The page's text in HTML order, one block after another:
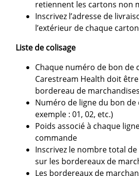
retiennent les cartons non
Inscrivez l’adresse de
l’extérieur de chaque
Liste de colisage
Chaque numéro de bon de
Carestream Health doit
bordereau de
Numéro de ligne du bon
exemple : 01, 02, etc.)
Poids associé à chaque
commande
Inscrivez le nombre total
sur les bordereaux de
Les bordereaux de